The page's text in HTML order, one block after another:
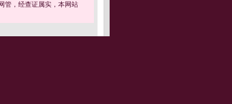
管，经查证属实，本网站